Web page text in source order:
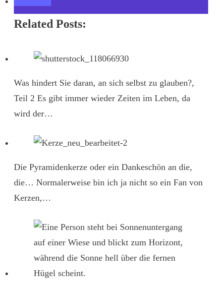
Related Posts:
Was hindert Sie daran, an sich selbst zu glauben?,
Teil 2 Es gibt immer wieder Zeiten im Leben, da
wird der…
Die Pyramidenkerze oder ein Dankeschön an die,
die… Normalerweise bin ich ja nicht so ein Fan von
Kerzen,…